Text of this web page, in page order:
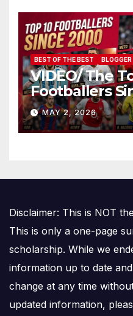
BEST OF THE BEST BLOGGER
VIDEO/ The
Footballers
Is Number
MAY 2, 2026
Disclaimer: This is NOT
This is only a one-page
scholarship. While we
information up to date
change at any time
updated information,